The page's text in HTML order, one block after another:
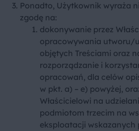
Ponadto, Użytkownik wyraża
zgodę na:
dokonywanie przez
opracowywania utworu/
objętych Treściami oraz
rozporządzanie i
opracowań, dla celów
w pkt. a) – e) powyżej,
Właścicielowi na
podmiotom trzecim na
eksploatacji wskazanych